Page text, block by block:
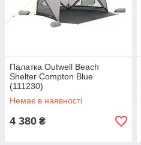
Палатка Outwell Beach
Shelter Compton Blue
(111230)
Немає в наявності
4 380 ₴